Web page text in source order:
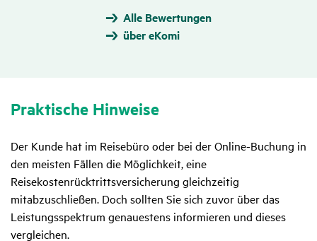
Alle Bewertungen
über eKomi
Prak­ti­sche Hinweise
Der Kunde hat im Reisebüro oder bei der Online-Buchung in
den meisten Fällen die Möglichkeit, eine
Reisekostenrücktrittsversicherung gleichzeitig
mitabzuschließen. Doch sollten Sie sich zuvor über das
Leistungsspektrum genauestens informieren und dieses
vergleichen.